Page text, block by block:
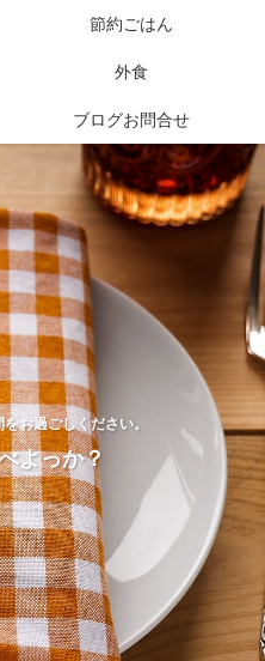
お過ごしください。
よっか？
節約ごはん
外食
ブログお問合せ